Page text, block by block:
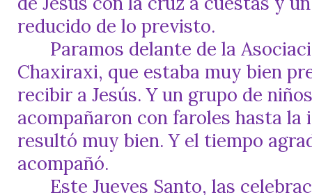
reducido de lo previsto.
Paramos delante de la
Chaxiraxi, que estaba muy bien
recibir a Jesús. Y un grupo de
acompañaron con faroles hasta la
resultó muy bien. Y el tiempo
acompañó.
Este Jueves Santo, las